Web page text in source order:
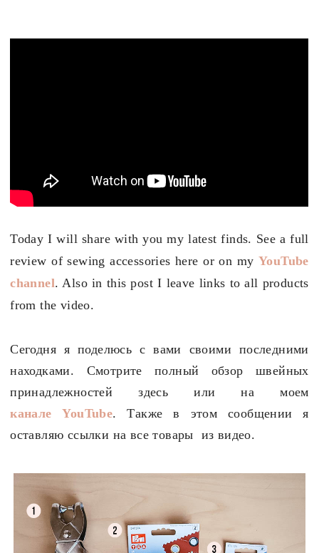
Today I will share with you my latest finds. See a full
review of sewing accessories here or on my YouTube
channel. Also in this post I leave links to all products
from the video.
Сегодня я поделюсь с вами своими последними
находками. Смотрите полный обзор швейных
принадлежностей здесь или на моем
канале YouTube. Также в этом сообщении я
оставляю ссылки на все товары из видео.